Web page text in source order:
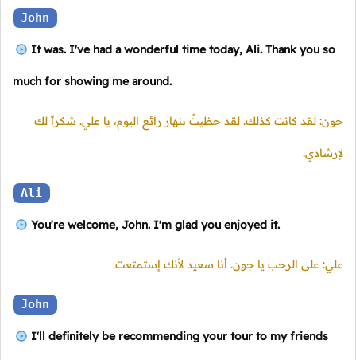
John
It was. I've had a wonderful time today, Ali. Thank you so
much for showing me around.
جون: لقد كانت كذلك. لقد حظيتُ بنهار رائع اليوم، يا علي. شكراً لك
لإرشادي.
Ali
You're welcome, John. I'm glad you enjoyed it.
علي: على الرحب يا جون. أنا سعيد لأنك إستمتعت.
John
I'll definitely be recommending your tour to my friends